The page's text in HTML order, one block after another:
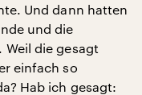
Und dann hatten
und die
Weil die gesagt
einfach so
Hab ich gesagt: